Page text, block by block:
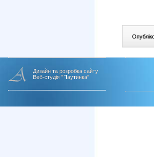
Дизайн та розробка сайту
Веб-студія "Паутинка"